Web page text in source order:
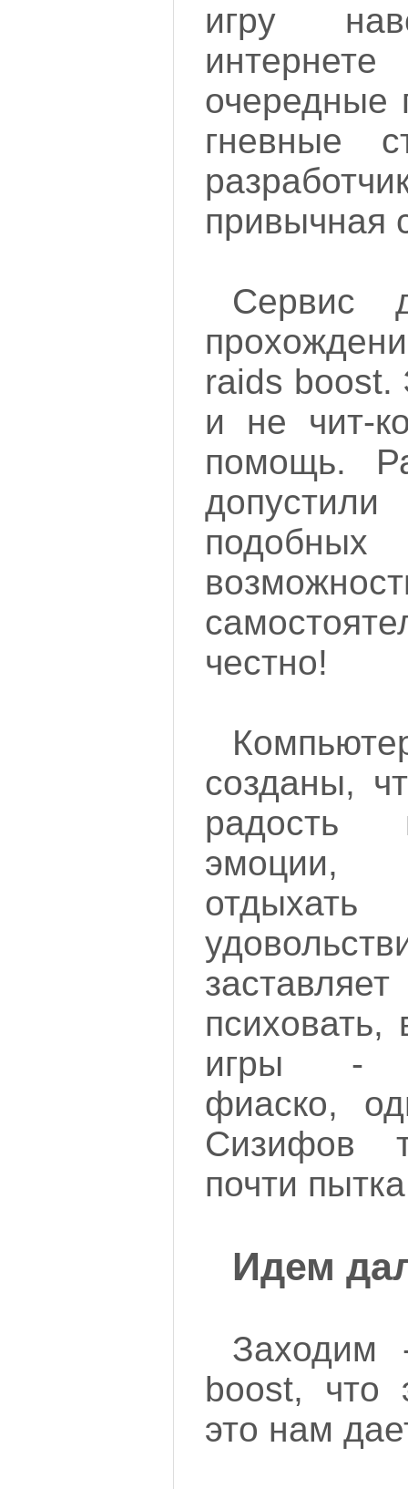
игру
очередные
гневные
привычная
Сервис
raids boost.
и не чит-
помощь.
подобных
честно!
созданы,
радость
психовать,
игры -
фиаско,
Сизифов
почти
Идем
boost, что
это нам